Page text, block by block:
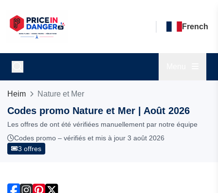
French
Heim Nature et Mer
Codes promo Nature et Mer | Août 2026
Les offres de ont été vérifiées manuellement par notre équipe
Codes promo – vérifiés et mis à jour 3 août 2026
3 offres